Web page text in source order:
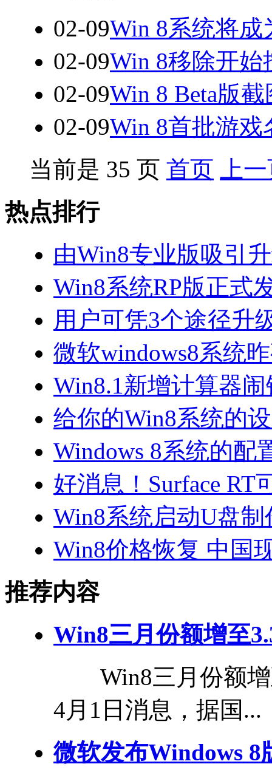
02-09Win 8系统将成
02-09Win 8移除开始
02-09Win 8 Beta版
02-09Win 8首批游戏
当前是 35 页 首页
上
热点排行
由Win8专业版吸引
Win8系统RP版正式
用户可凭3个途径升
微软windows8系统
Win8.1新增计算器
给你的Win8系统的
Windows 8系统的配
好消息！Surface RT
Win8系统启动U盘
Win8价格恢复 中国
推荐内容
Win8三月份额增至
Win8三月份额
4月1日消息，据国...
微软发布Windows